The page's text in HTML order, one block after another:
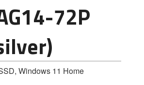
72P
Windows 11 Home